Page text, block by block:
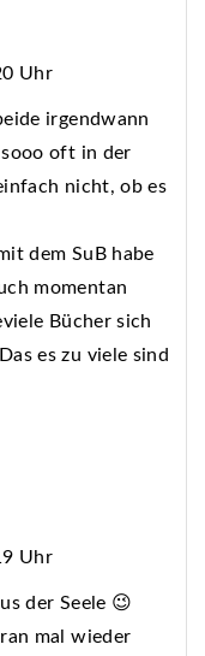
Uhr
irgendwann
oft in der
nicht, ob es
dem SuB habe
momentan
Bücher sich
es zu viele sind
Uhr
der Seele 😉
mal wieder